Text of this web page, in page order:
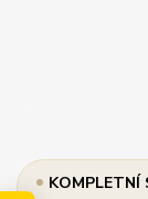
KOMPLETNÍ